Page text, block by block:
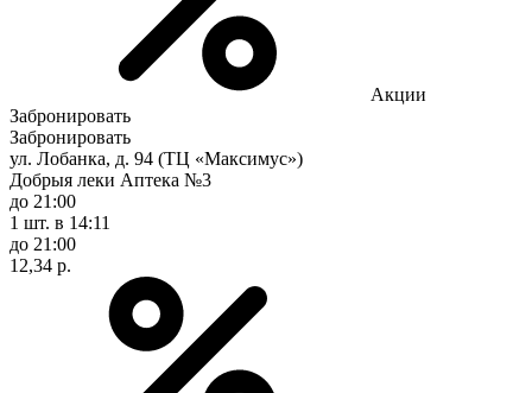
Акции
Забронировать
Забронировать
ул. Лобанка, д. 94 (ТЦ «Максимус»)
Добрыя леки Аптека №3
до 21:00
1 шт. в 14:11
до 21:00
12,34 р.